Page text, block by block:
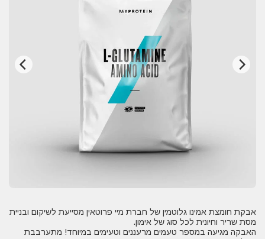
אבקת חומצת אמינו גלוטמין של חברת מיי פרוטאין מסייעת לשיקום ובניית
האבקה מגיעה במספר טעמים מרעננים וטעימים במיוחד! מתערבבת